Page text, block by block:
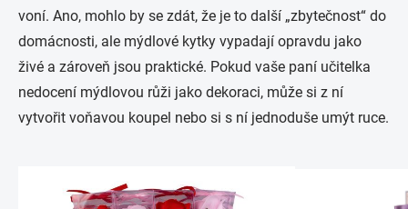
voní. Ano, mohlo by se zdát, že je to další „zbytečnost“ do
domácnosti, ale mýdlové kytky vypadají opravdu jako
živé a zároveň jsou praktické. Pokud vaše paní učitelka
nedocení mýdlovou růži jako dekoraci, může si z ní
vytvořit voňavou koupel nebo si s ní jednoduše umýt ruce.